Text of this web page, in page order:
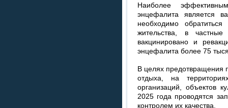
Наиболее
энцефалита является
необходимо
жительства, в
вакцинировано и
энцефалита более 75
В целях предотвращения
отдыха, на
организаций, объектов
2025 года проводятся
контролем их качества.